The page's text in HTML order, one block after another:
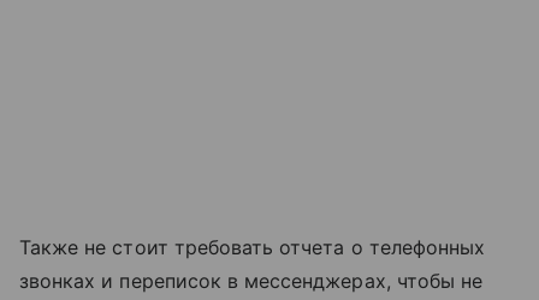
Также не стоит требовать отчета о телефонных
звонках и переписок в мессенджерах, чтобы не